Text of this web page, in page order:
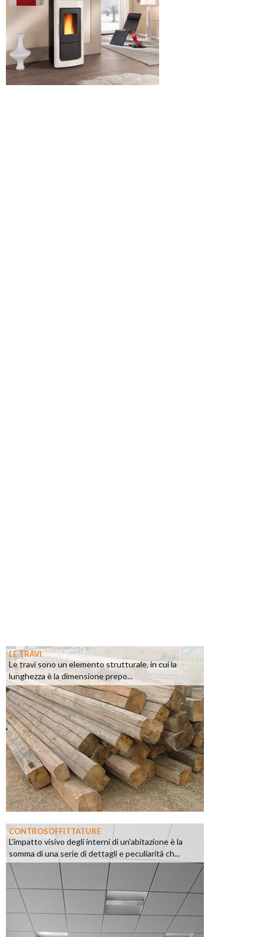
LE TRAVI
Le travi sono un elemento strutturale, in cui la
lunghezza è la dimensione prepo...
CONTROSOFFITTATURE
L'impatto visivo degli interni di un'abitazione è la
somma di una serie di dettagli e peculiarità ch...